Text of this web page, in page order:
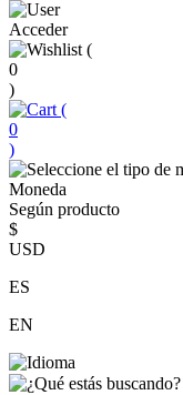
Acceder
(
0
)
(
0
)
Moneda
Según producto
$
USD
ES
EN